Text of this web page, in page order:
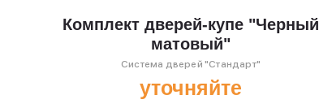
Комплект дверей-купе "Черный
матовый"
Система дверей "Стандарт"
уточняйте